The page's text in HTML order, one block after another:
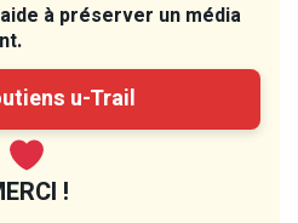
à préserver un média
u-Trail
!